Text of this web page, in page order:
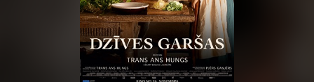
Новости
Подарки